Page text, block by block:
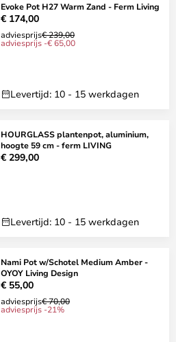
Evoke Pot H27 Warm Zand - Ferm Living
€ 174,00
adviesprijs€ 239,00
adviesprijs -€ 65,00
Levertijd: 10 - 15 werkdagen
HOURGLASS plantenpot, aluminium,
hoogte 59 cm - ferm LIVING
€ 299,00
Levertijd: 10 - 15 werkdagen
Nami Pot w/Schotel Medium Amber -
OYOY Living Design
€ 55,00
adviesprijs€ 70,00
adviesprijs -21%